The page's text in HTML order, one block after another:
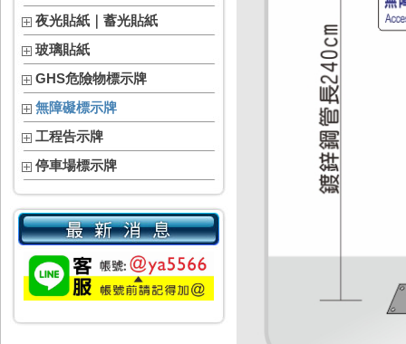
夜光貼紙｜蓄光貼紙
玻璃貼紙
GHS危險物標示牌
無障礙標示牌
工程告示牌
停車場標示牌